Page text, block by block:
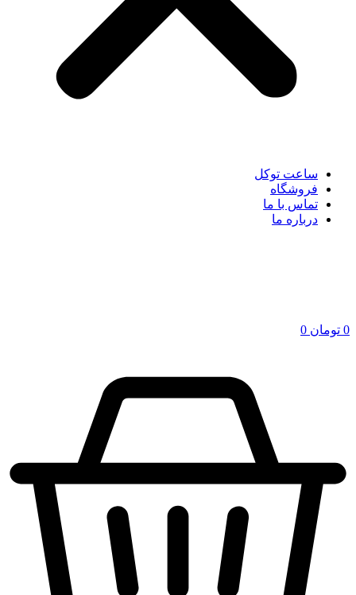
ساعت توکل
فروشگاه
تماس با ما
درباره ما
0 تومان 0